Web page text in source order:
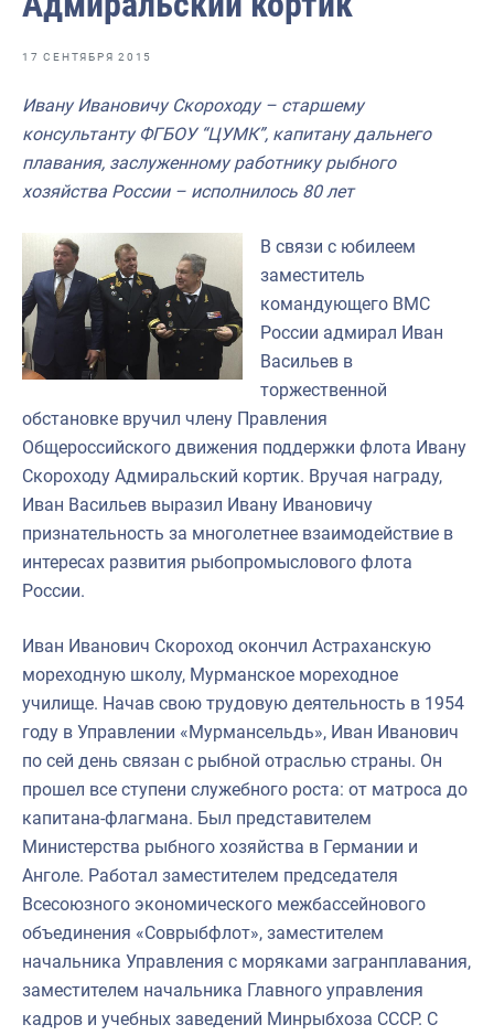
Отраслевые СМИ
Выставки и конференции
Научно-практическая литература
Рыбоохрана России
Отрасль в цифрах
Большая африканская экспедиция
Укрепление духовно-нравственных ценностей
События в России и мире
17 СЕНТЯБРЯ 2015
Ивану Ивановичу Скороходу – старшему
консультанту ФГБОУ “ЦУМК”, капитану дальнего
плавания, заслуженному работнику рыбного
хозяйства России – исполнилось 80 лет
В связи с юбилеем
заместитель
командующего ВМС
России адмирал Иван
Васильев в
торжественной
обстановке вручил члену Правления
Общероссийского движения поддержки флота Ивану
Скороходу Адмиральский кортик. Вручая награду,
Иван Васильев выразил Ивану Ивановичу
признательность за многолетнее взаимодействие в
интересах развития рыбопромыслового флота
России.
Иван Иванович Скороход окончил Астраханскую
мореходную школу, Мурманское мореходное
училище. Начав свою трудовую деятельность в 1954
году в Управлении «Мурмансельдь», Иван Иванович
по сей день связан с рыбной отраслью страны. Он
прошел все ступени служебного роста: от матроса до
капитана-флагмана. Был представителем
Министерства рыбного хозяйства в Германии и
Анголе. Работал заместителем председателя
Всесоюзного экономического межбассейнового
объединения «Соврыбфлот», заместителем
начальника Управления с моряками загранплавания,
заместителем начальника Главного управления
кадров и учебных заведений Минрыбхоза СССР. С